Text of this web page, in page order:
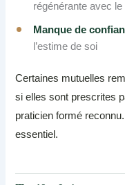
régénérante avec
Manque de
l’estime de soi
Certaines mutuelles
si elles sont prescrites
praticien formé
essentiel.